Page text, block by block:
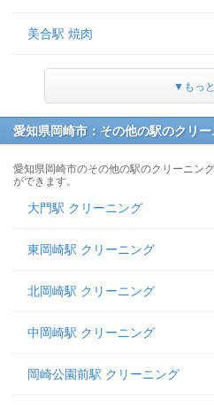
美合駅 焼肉
▼もっ
愛知県岡崎市：その他の駅のクリ
愛知県岡崎市のその他の駅のクリーニン
ができます。
大門駅 クリーニング
東岡崎駅 クリーニング
北岡崎駅 クリーニング
中岡崎駅 クリーニング
岡崎公園前駅 クリーニング